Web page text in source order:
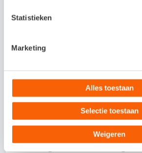
Statistieken
Marketing
Alles toestaan
Selectie toestaan
Weigeren
contact opnemen met de
Contact opnemen
Veelgestelde vragen